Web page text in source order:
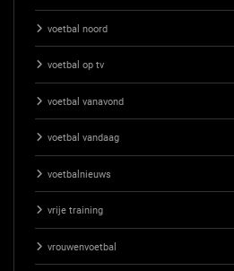
voetbal noord
voetbal op tv
voetbal vanavond
voetbal vandaag
voetbalnieuws
vrije training
vrouwenvoetbal